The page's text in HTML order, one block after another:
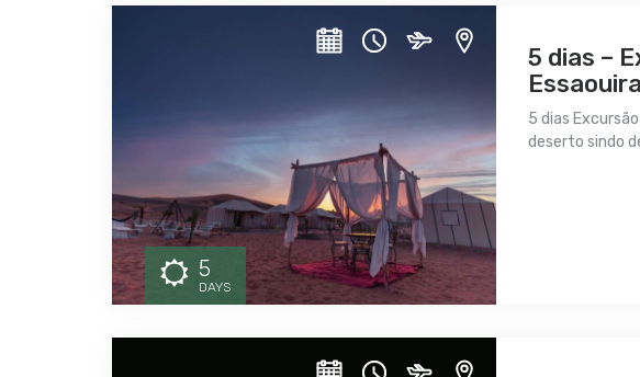
5
DAYS
5 dias –
Essaouira
5 dias
deserto sindo